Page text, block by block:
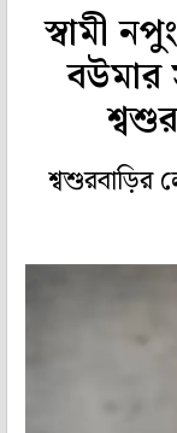
স্বামী
বউমার
শ্বশুরবাড়ির